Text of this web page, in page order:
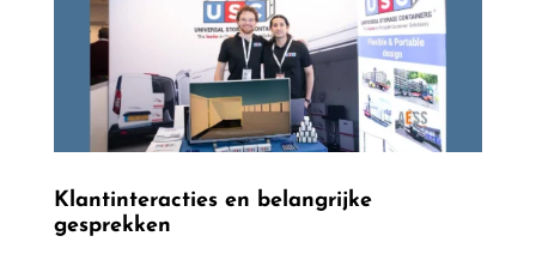
Klantinteracties en belangrijke
gesprekken